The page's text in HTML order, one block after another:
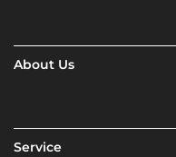
About Us
Service